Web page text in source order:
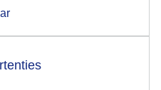
de popup